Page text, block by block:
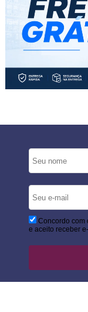
Concordo com
e aceito receber